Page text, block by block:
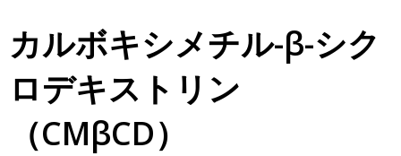
カルボキシメチル-β-シク
ロデキストリン
（CMβCD）